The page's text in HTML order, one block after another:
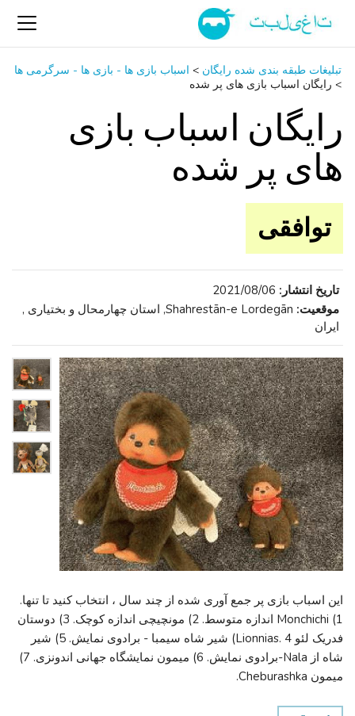
تبلیغات طبقه بندی شده رایگان > اسباب‌ بازی ها - بازی ها - سرگرمی ‌ها
> رایگان اسباب بازی های پر شده
رایگان اسباب بازی
های پر شده
توافقی
تاریخ انتشار: 2021/08/06
موقعیت:
Shahrestān-e Lordegān, استان چهارمحال و بختیاری ,
ایران
این اسباب بازی پر جمع آوری شده از چند سال ، انتخاب کنید تا تنها.
1) Monchichi اندازه متوسط. 2) مونچیچی اندازه کوچک. 3) دوستان
فدریک لئو Lionnias. 4) شیر شاه سیمبا - برادوی نمایش. 5) شیر
شاه از Nala-برادوی نمایش. 6) میمون نمایشگاه جهانی اندونزی. 7)
میمون Cheburashka.